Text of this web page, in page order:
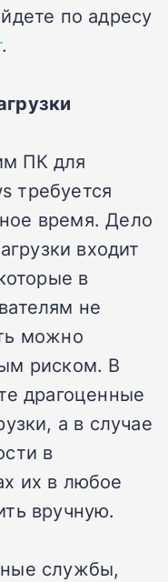
по адресу
.
ПК для
требуется
время. Дело
входит
в
не
можно
риском. В
драгоценные
а в случае
в
их в любое
вручную.
службы,